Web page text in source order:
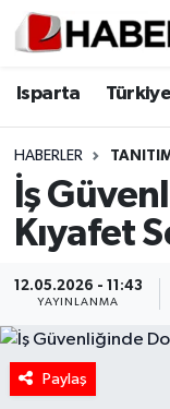
Isparta Türkiye
HABERLER
İş
Kıyafet
12.05.2026 - 11:43
YAYINLANMA
Paylaş
Isparta
Esnaf Diyor
ASAYİŞ
BİLİM VE
EĞİTİM
Isparta
Isparta
Süper Lig
Tüm
Son Dakika